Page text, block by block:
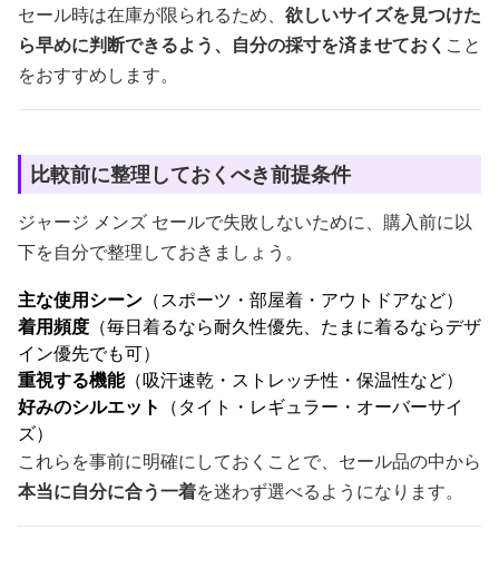
セール時は在庫が限られるため、 欲しいサイズを見つけた
ら早めに判断できるよう、自分の採寸を済ませておく こと
をおすすめします。
比較前に整理しておくべき前提条件
ジャージ メンズ セールで失敗しないために、購入前に以
下を自分で整理しておきましょう。
主な使用シーン （スポーツ・部屋着・アウトドアなど）
着用頻度 （毎日着るなら耐久性優先、たまに着るならデザ
イン優先でも可）
重視する機能（吸汗速乾・ストレッチ性・保温性など）
好みのシルエット （タイト・レギュラー・オーバーサイ
ズ）
これらを事前に明確にしておくことで、セール品の中から
本当に自分に合う一着を迷わず選べるようになります。